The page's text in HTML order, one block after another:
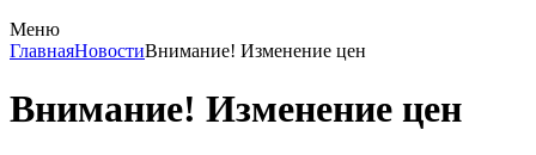
Меню
ГлавнаяНовостиВнимание! Изменение цен
Внимание! Изменение цен